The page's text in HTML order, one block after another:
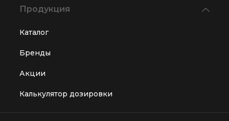
Продукция
Каталог
Бренды
Акции
Калькулятор дозировки